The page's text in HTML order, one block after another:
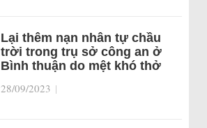
Lại thêm nạn nhân tự chầu
trời trong trụ sở công an ở
Bình thuận do mệt khó thở
28/09/2023 |